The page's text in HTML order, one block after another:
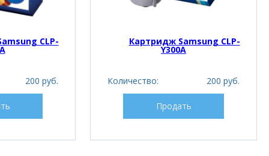
CLP-
200 руб.
Картридж Samsung CLP-
Y300A
Количество: 200 руб.
Продать